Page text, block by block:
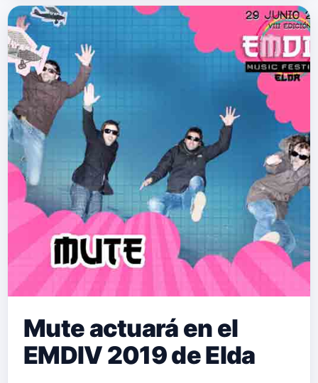
que tienes más info en&nbs…
Mute actuará en el
EMDIV 2019 de Elda